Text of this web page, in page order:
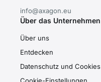
info@axagon.eu
Über das Unternehmen
Über uns
Entdecken
Datenschutz und Cookies
Cookie-Einstellungen